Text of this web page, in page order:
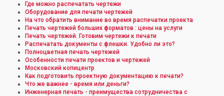
Где можно распечатать чертежи
Оборудование для печати чертежей
На что обратить внимание во время распечатки проекта
Печать чертежей больших форматов : цены на услуги
Печать чертежей. Готовим чертежи к печати
Распечатать документы с флешки. Удобно ли это?
Полноцветная печать чертежей
Особенности печати проектов и чертежей
Московский копицентр
Как подготовить проектную документацию к печати?
Что же важнее - время или деньги?
Инженерная печать - преимущества сотрудничества с